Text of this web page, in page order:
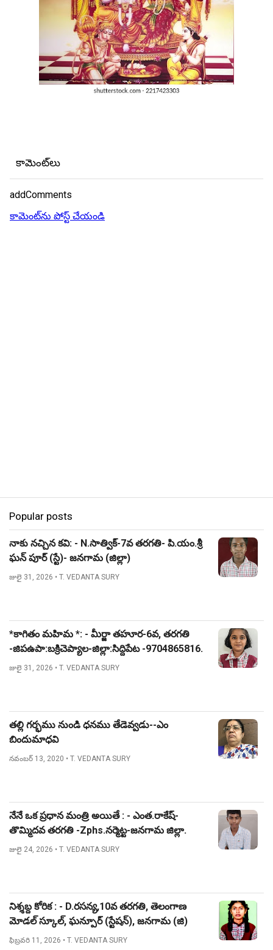
కామెంట్‌లు
addComments
కామెంట్‌ను పోస్ట్ చేయండి
Popular posts
నాకు నచ్చిన కవి: - N.సాత్విక్-7వ తరగతి- పి.యం.శ్రీ
ఘన్ పూర్ (స్టే)- జనగామ (జిల్లా)
జులై 31, 2026 • T. VEDANTA SURY
*కాగితం మహిమ *: - మీర్జా తహూర-6వ, తరగతి
-జిపఉపా:బక్రిచెప్యాల-జిల్లా:సిద్దిపేట -9704865816.
జులై 31, 2026 • T. VEDANTA SURY
తల్లి గర్భము నుండి ధనము తేడెవ్వడు--ఎం
బిందుమాధవి
నవంబర్ 13, 2020 • T. VEDANTA SURY
నేనే ఒక ప్రధాన మంత్రి అయితే : - ఎంత.రాకేష్-
తొమ్మిదవ తరగతి -Zphs.నర్మెట్ట-జనగామ జిల్లా.
జులై 24, 2026 • T. VEDANTA SURY
నిశ్శబ్ద కోరిక : - D.రసన్య,10వ తరగతి, తెలంగాణ
మోడల్ స్కూల్, ఘన్పూర్ (స్టేషన్), జనగామ (జి)
ఫిబ్రవరి 11, 2026 • T. VEDANTA SURY